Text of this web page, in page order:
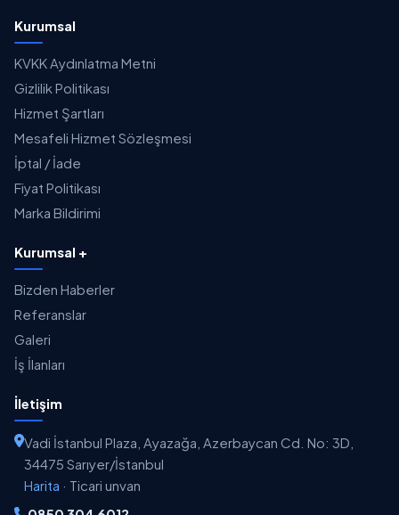
Kurumsal
KVKK Aydınlatma Metni
Gizlilik Politikası
Hizmet Şartları
Mesafeli Hizmet Sözleşmesi
İptal / İade
Fiyat Politikası
Marka Bildirimi
Kurumsal +
Bizden Haberler
Referanslar
Galeri
İş İlanları
İletişim
Vadi İstanbul Plaza, Ayazağa, Azerbaycan Cd. No: 3D,
34475 Sarıyer/İstanbul
Harita · Ticari unvan